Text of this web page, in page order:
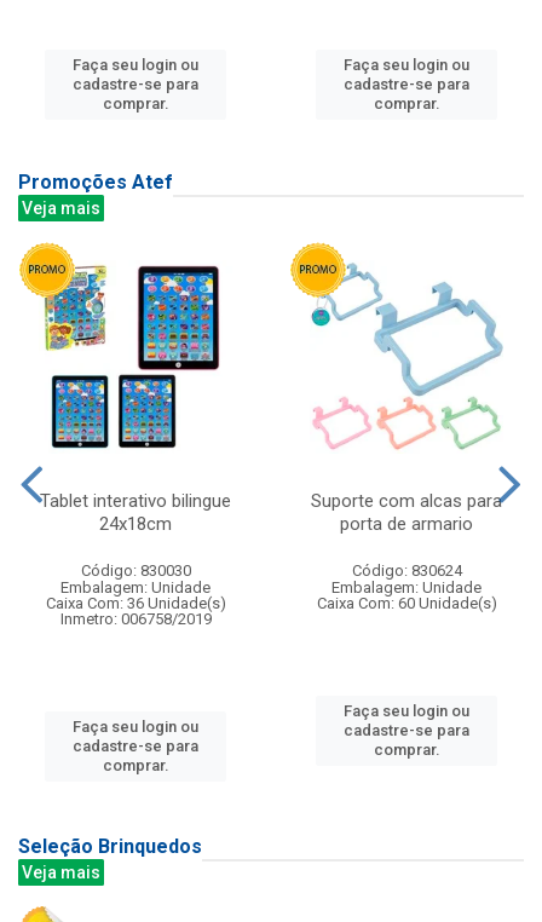
Faça seu login ou
cadastre-se para
comprar.
Faça seu login ou
cadastre-se para
comprar.
Promoções Atef
Veja mais
Tablet interativo bilingue
24x18cm
Código: 830030
Embalagem: Unidade
Caixa Com: 36 Unidade(s)
Inmetro: 006758/2019
Faça seu login ou
cadastre-se para
comprar.
Suporte com alcas para
porta de armario
Código: 830624
Embalagem: Unidade
Caixa Com: 60 Unidade(s)
Faça seu login ou
cadastre-se para
comprar.
Seleção Brinquedos
Veja mais